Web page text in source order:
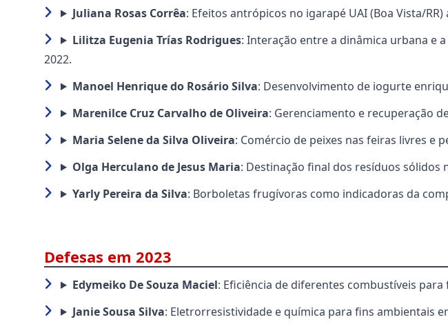
Juliana Rosas Corrêa: Efeitos antrópicos no igarapé UAI (Boa Vista/
Lilitza Eugenia Trías Rodrigues: Interação entre a dinâmica urbana e
2022.
Manoel Henrique do Rosário Silva: Desenvolvimento de iogurte
Marenilce Cruz Carvalho de Oliveira: Gerenciamento e recuperação
Maria Selene da Silva Oliveira: Comércio de peixes nas feiras livres e
Olga Herculano de Jesus Maria: Destinação final dos resíduos sólidos
Yarly Pereira da Silva: Borboletas frugívoras como indicadoras da
Defesas em 2023
Edymeiko De Souza Maciel: Eficiência de diferentes combustíveis
Janie Sousa Silva: Eletrorresistividade e química para fins ambientais